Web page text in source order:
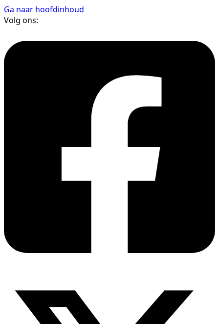
Ga naar hoofdinhoud
Volg ons: